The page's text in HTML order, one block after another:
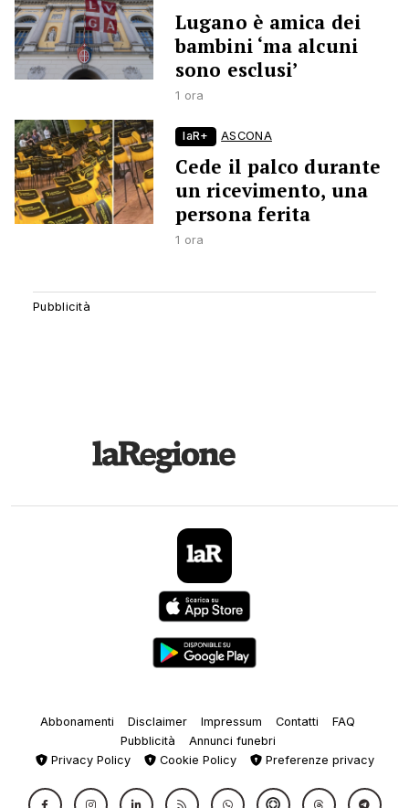
Lugano è amica dei
bambini ‘ma alcuni
sono esclusi’
1 ora
laR+ ASCONA
Cede il palco durante
un ricevimento, una
persona ferita
1 ora
Abbonamenti Disclaimer Impressum Contatti
FAQ
Pubblicità
Annunci funebri
Privacy Policy
Cookie Policy Preferenze privacy